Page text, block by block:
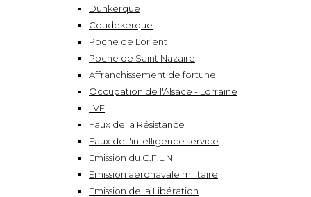
Dunkerque
Coudekerque
Poche de Lorient
Poche de Saint Nazaire
Affranchissement de fortune
Occupation de l'Alsace - Lorraine
LVF
Faux de la Résistance
Faux de l'intelligence service
Emission du C.F.L.N
Emission aéronavale militaire
Emission de la Libération